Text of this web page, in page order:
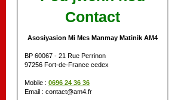
Contact
Asosiyasion Mi Mes Manmay Matinik AM4
BP 60067 - 21 Rue Perrinon
97256 Fort-de-France cedex
Mobile : 0696 24 36 36
Email : contact@am4.fr